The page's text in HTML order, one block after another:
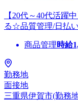
【20代～40代活躍
る☆品質管理/日払
商品管理時給
勤務地
面接地
三重県伊賀市(勤務